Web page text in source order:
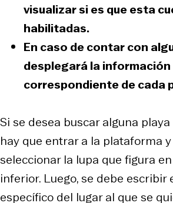
visualizar si es que esta
habilitadas.
En caso de contar con
desplegará la información
correspondiente de cada
Si se desea buscar alguna
hay que entrar a la plataforma
seleccionar la lupa que figura
inferior. Luego, se debe escribir
específico del lugar al que se